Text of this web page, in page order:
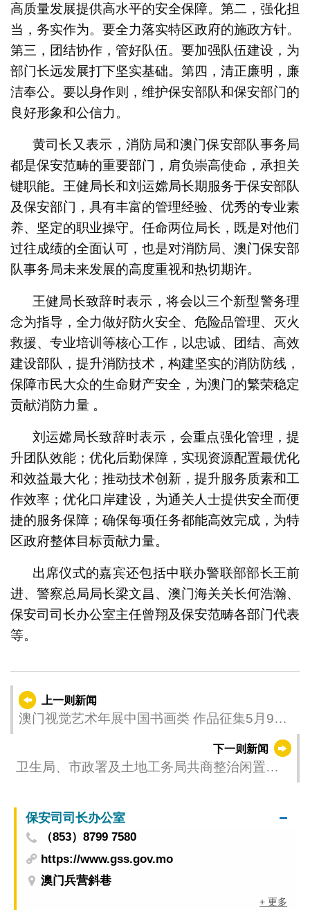
高质量发展提供高水平的安全保障。第二，强化担
当，务实作为。要全力落实特区政府的施政方针。
第三，团结协作，管好队伍。要加强队伍建设，为
部门长远发展打下坚实基础。第四，清正廉明，廉
洁奉公。要以身作则，维护保安部队和保安部门的
良好形象和公信力。
黄司长又表示，消防局和澳门保安部队事务局
都是保安范畴的重要部门，肩负崇高使命，承担关
键职能。王健局长和刘运嫦局长期服务于保安部队
及保安部门，具有丰富的管理经验、优秀的专业素
养、坚定的职业操守。任命两位局长，既是对他们
过往成绩的全面认可，也是对消防局、澳门保安部
队事务局未来发展的高度重视和热切期许。
王健局长致辞时表示，将会以三个新型警务理
念为指导，全力做好防火安全、危险品管理、灭火
救援、专业培训等核心工作，以忠诚、团结、高效
建设部队，提升消防技术，构建坚实的消防防线，
保障市民大众的生命财产安全，为澳门的繁荣稳定
贡献消防力量 。
刘运嫦局长致辞时表示，会重点强化管理，提
升团队效能；优化后勤保障，实现资源配置最优化
和效益最大化；推动技术创新，提升服务质素和工
作效率；优化口岸建设，为通关人士提供安全而便
捷的服务保障；确保每项任务都能高效完成，为特
区政府整体目标贡献力量。
出席仪式的嘉宾还包括中联办警联部部长王前
进、警察总局局长梁文昌、澳门海关关长何浩瀚、
保安司司长办公室主任曾翔及保安范畴各部门代表
等。
上一则新闻
澳门视觉艺术年展中国书画类 作品征集5月9至
下一则新闻
卫生局、市政署及土地工务局共商整治闲置土
保安司司长办公室
（853）8799 7580
https://www.gss.gov.mo
澳门兵营斜巷
+ 更多